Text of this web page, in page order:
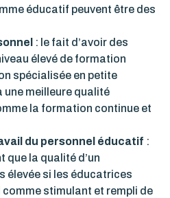
éducatif peuvent être des
: le fait d’avoir des
élevé de formation
spécialisée en petite
une meilleure qualité
la formation continue et
du personnel éducatif :
que la qualité d’un
élevée si les éducatrices
stimulant et rempli de